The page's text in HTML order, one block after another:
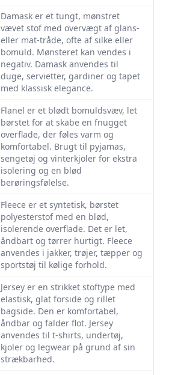
Damask er et tungt, mønstret
vævet stof med overvægt af glans-
eller mat-tråde, ofte af silke eller
bomuld. Mønsteret kan vendes i
negativ. Damask anvendes til
duge, servietter, gardiner og tapet
med klassisk elegance.
Flanel er et blødt bomuldsvæv, let
børstet for at skabe en fnugget
overflade, der føles varm og
komfortabel. Brugt til pyjamas,
sengetøj og vinterkjoler for ekstra
isolering og en blød
berøringsfølelse.
Fleece er et syntetisk, børstet
polyesterstof med en blød,
isolerende overflade. Det er let,
åndbart og tørrer hurtigt. Fleece
anvendes i jakker, trøjer, tæpper og
sportstøj til kølige forhold.
Jersey er en strikket stoftype med
elastisk, glat forside og rillet
bagside. Den er komfortabel,
åndbar og falder flot. Jersey
anvendes til t-shirts, undertøj,
kjoler og legwear på grund af sin
strækbarhed.